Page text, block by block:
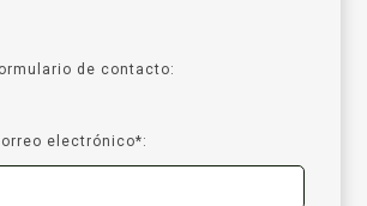
de contacto:
electrónico*: